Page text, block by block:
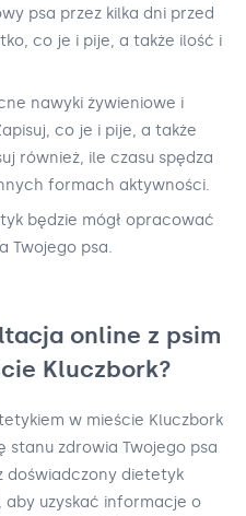
psa przez kilka dni przed
co je i pije, a także ilość i
nawyki żywieniowe i
co je i pije, a także
również, ile czasu spędza
formach aktywności.
będzie mógł opracować
Twojego psa.
online z psim
Kluczbork?
w mieście Kluczbork
stanu zdrowia Twojego psa
doświadczony dietetyk
aby uzyskać informacje o